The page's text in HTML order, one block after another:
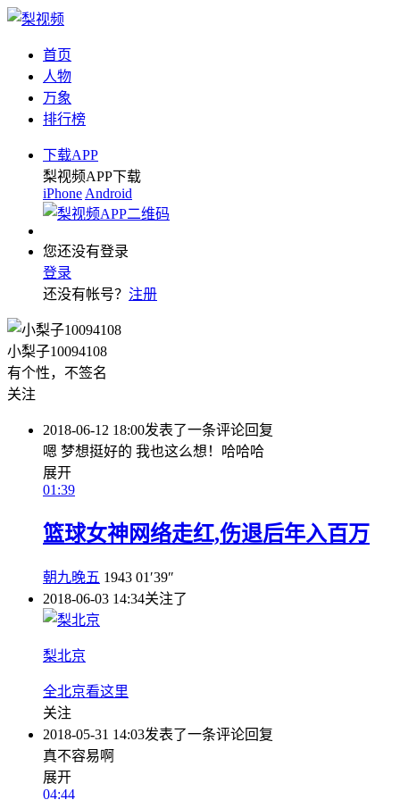
首页
人物
万象
排行榜
下载APP
梨视频APP下载
iPhone Android
您还没有登录
登录
还没有帐号？ 注册
小梨子10094108
有个性，不签名
关注
2018-06-12 18:00发表了一条评论回复
嗯 梦想挺好的 我也这么想！哈哈哈
展开
01:39
篮球女神网络走红,伤退后年入百万
朝九晚五 1943 01′39″
2018-06-03 14:34关注了
梨北京
全北京看这里
关注
2018-05-31 14:03发表了一条评论回复
真不容易啊
展开
04:44